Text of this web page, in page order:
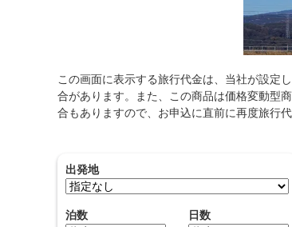
この画面に表示する旅行代金は、当社が設定
合があります。また、この商品は価格変動型
合もありますので、お申込に直前に再度旅行
出発地
泊数 日数